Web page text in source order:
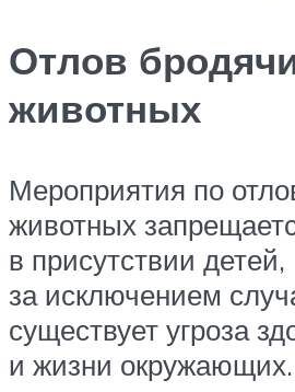
Отлов
животных
Мероприятия по
животных
в присутствии детей,
за исключением
существует угроза
и жизни